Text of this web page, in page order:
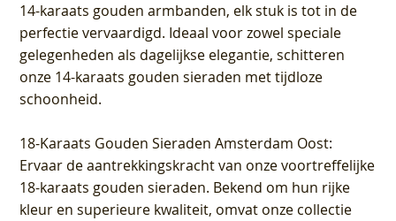
14-karaats gouden armbanden, elk stuk is tot in de
perfectie vervaardigd. Ideaal voor zowel speciale
gelegenheden als dagelijkse elegantie, schitteren
onze 14-karaats gouden sieraden met tijdloze
schoonheid.
18-Karaats Gouden Sieraden Amsterdam Oost:
Ervaar de aantrekkingskracht van onze voortreffelijke
18-karaats gouden sieraden. Bekend om hun rijke
kleur en superieure kwaliteit, omvat onze collectie